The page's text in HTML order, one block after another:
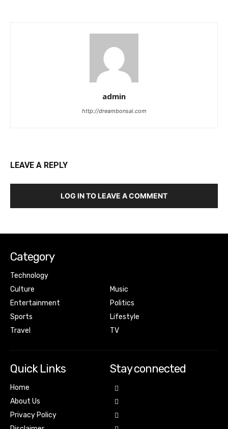
admin
http://dreambonsai.com
LEAVE A REPLY
LOG IN TO LEAVE A COMMENT
Category
Technology
Culture
Entertainment
Sports
Travel
Music
Politics
Lifestyle
TV
Quick Links
Home
About Us
Privacy Policy
Stay connected